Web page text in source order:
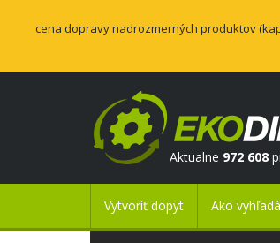
cena dopravy nadrozmerných produktov
Aktualne 972 608
Vytvoriť dopyt Ako